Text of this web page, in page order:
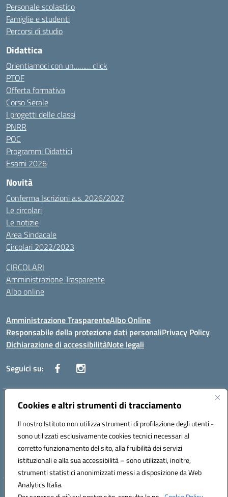
Cookies e altri strumenti di tracciamento
Il nostro Istituto non utilizza strumenti di profilazione degli utenti -
sono utilizzati esclusivamente cookies tecnici necessari al
corretto funzionamento del sito, alla fruibilità dei servizi
istituzionali e alla sua accessibilità – sono utilizzati, inoltre,
strumenti statistici anonimizzati messi a disposizione da Web
Analytics Italia.
Personale scolastico
Famiglie e studenti
Percorsi di studio
Didattica
Orientiamoci con un……… click
PTOF
Offerta formativa
Corso Serale
I progetti delle classi
PNRR
POC
Programmi Didattici
Esami 2026
Novità
Conferma Iscrizioni a.s. 2026/2027
Le circolari
Le notizie
Area Sindacale
Circolari 2022/2023
CIRCOLARI
Amministrazione Trasparente
Albo online
Amministrazione TrasparenteAlbo Online
Responsabile della protezione dati personaliPrivacy Policy
Dichiarazione di accessibilitàNote legali
Seguici su:
Indirizzo:Corso Vittorio Emanuele, 27 90133 - Palermo
Posta elettronica certificata (PEC):pais03600r@pec.istruzione.it
Codice fiscale: 97308550827
Codice meccanografico: PAIS03600R
Hosting & Powered by 3D Solution S.r.l.